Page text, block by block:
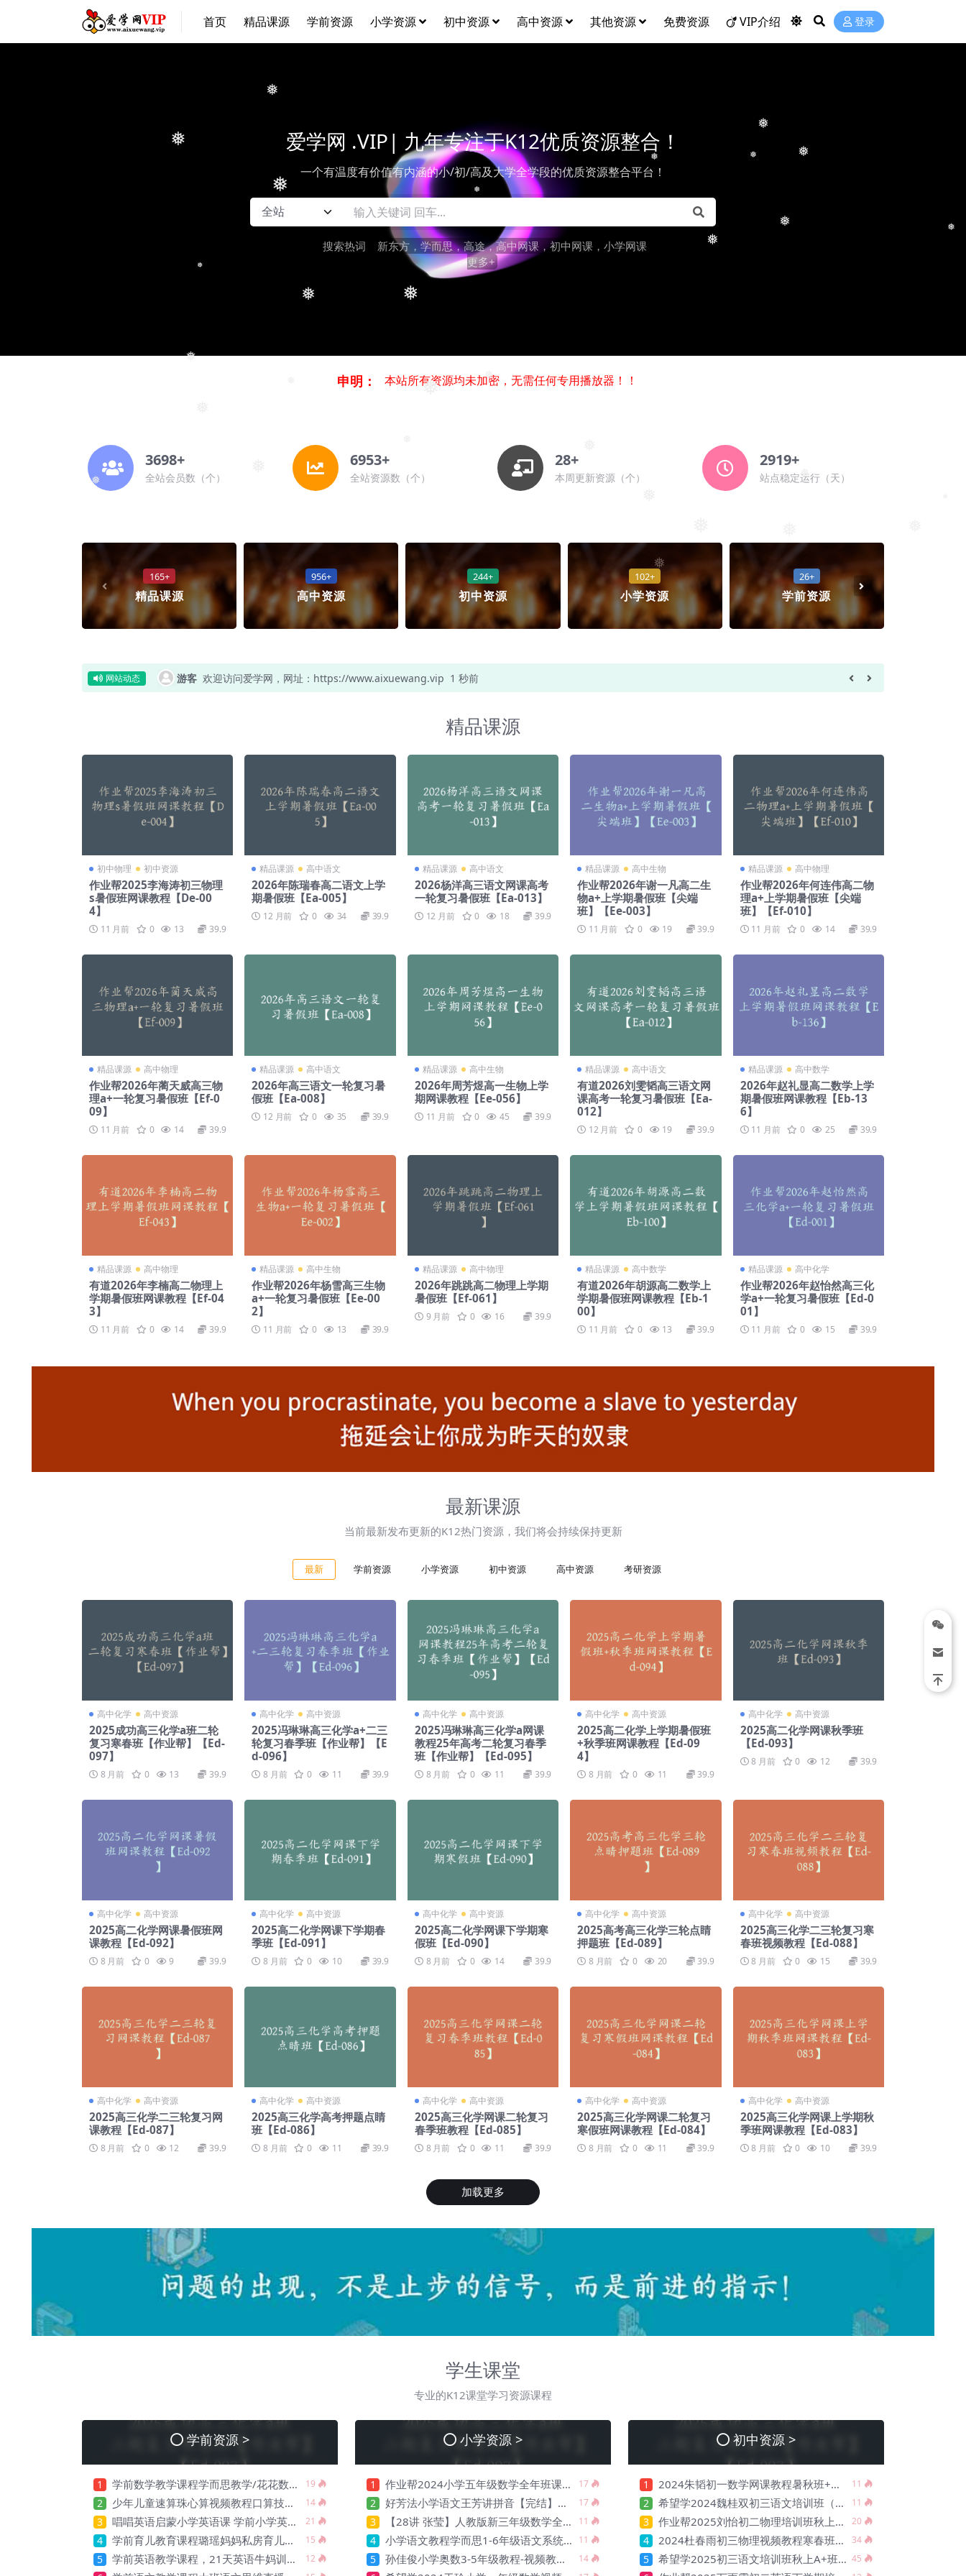
❅
❅
❅
❅
❅
❅
❅
❅
❅
❅
❅
❅
❅
首页 精品课源 学前资源 小学资源 初中资源 高中资源 其他资源 免费资源 VIP介绍 登录
爱学网 .VIP| 九年专注于K12优质资源整合！
一个有温度有价值有内涵的小/初/高及大学全学段的优质资源整合平台！
搜索热词
新东方，学而思，高途，高中网课，初中网课，小学网课
更多+
申明： 本站所有资源均未加密，无需任何专用播放器！！
3698+
全站会员数（个）
6953+
全站资源数（个）
28+
本周更新资源（个）
2919+
站点稳定运行（天）
165+
精品课源
956+
高中资源
244+
初中资源
102+
小学资源
26+
学前资源
网站动态 游客 欢迎访问爱学网，网址：https://www.aixuewang.vip 1 秒前
精品课源
初中物理 初中资源
作业帮2025李海涛初三物理
s暑假班网课教程【De-00
4】
11 月前 0 13 39.9
精品课源 高中语文
2026年陈瑞春高二语文上学
期暑假班【Ea-005】
12 月前 0 34 39.9
精品课源 高中语文
2026杨洋高三语文网课高考
一轮复习暑假班【Ea-013】
12 月前 0 18 39.9
精品课源 高中生物
作业帮2026年谢一凡高二生
物a+上学期暑假班【尖端
班】【Ee-003】
11 月前 0 19 39.9
精品课源 高中物理
作业帮2026年何连伟高二物
理a+上学期暑假班【尖端
班】【Ef-010】
11 月前 0 14 39.9
精品课源 高中物理
作业帮2026年蔺天威高三物
理a+一轮复习暑假班【Ef-0
09】
11 月前 0 14 39.9
精品课源 高中语文
2026年高三语文一轮复习暑
假班【Ea-008】
12 月前 0 35 39.9
精品课源 高中生物
2026年周芳煜高一生物上学
期网课教程【Ee-056】
11 月前 0 45 39.9
精品课源 高中语文
有道2026刘雯韬高三语文网
课高考一轮复习暑假班【Ea-
012】
12 月前 0 19 39.9
精品课源 高中数学
2026年赵礼显高二数学上学
期暑假班网课教程【Eb-13
6】
11 月前 0 25 39.9
精品课源 高中物理
有道2026年李楠高二物理上
学期暑假班网课教程【Ef-04
3】
11 月前 0 14 39.9
精品课源 高中生物
作业帮2026年杨雪高三生物
a+一轮复习暑假班【Ee-00
2】
11 月前 0 13 39.9
精品课源 高中物理
2026年跳跳高二物理上学期
暑假班【Ef-061】
9 月前 0 16 39.9
精品课源 高中数学
有道2026年胡源高二数学上
学期暑假班网课教程【Eb-1
00】
11 月前 0 13 39.9
精品课源 高中化学
作业帮2026年赵怡然高三化
学a+一轮复习暑假班【Ed-0
01】
11 月前 0 15 39.9
最新课源
当前最新发布更新的K12热门资源，我们将会持续保持更新
最新 学前资源 小学资源 初中资源 高中资源 考研资源
高中化学 高中资源
2025成功高三化学a班二轮
复习寒春班【作业帮】【Ed-
097】
8 月前 0 13 39.9
高中化学 高中资源
2025冯琳琳高三化学a+二三
轮复习春季班【作业帮】【E
d-096】
8 月前 0 11 39.9
高中化学 高中资源
2025冯琳琳高三化学a网课
教程25年高考二轮复习春季
班【作业帮】【Ed-095】
8 月前 0 11 39.9
高中化学 高中资源
2025高二化学上学期暑假班
+秋季班网课教程【Ed-09
4】
8 月前 0 11 39.9
高中化学 高中资源
2025高二化学网课秋季班
【Ed-093】
8 月前 0 12 39.9
高中化学 高中资源
2025高二化学网课暑假班网
课教程【Ed-092】
8 月前 0 9 39.9
高中化学 高中资源
2025高二化学网课下学期春
季班【Ed-091】
8 月前 0 10 39.9
高中化学 高中资源
2025高二化学网课下学期寒
假班【Ed-090】
8 月前 0 14 39.9
高中化学 高中资源
2025高考高三化学三轮点睛
押题班【Ed-089】
8 月前 0 20 39.9
高中化学 高中资源
2025高三化学二三轮复习寒
春班视频教程【Ed-088】
8 月前 0 15 39.9
高中化学 高中资源
2025高三化学二三轮复习网
课教程【Ed-087】
8 月前 0 12 39.9
高中化学 高中资源
2025高三化学高考押题点睛
班【Ed-086】
8 月前 0 11 39.9
高中化学 高中资源
2025高三化学网课二轮复习
春季班教程【Ed-085】
8 月前 0 11 39.9
高中化学 高中资源
2025高三化学网课二轮复习
寒假班网课教程【Ed-084】
8 月前 0 11 39.9
高中化学 高中资源
2025高三化学网课上学期秋
季班网课教程【Ed-083】
8 月前 0 10 39.9
加载更多
学生课堂
专业的K12课堂学习资源课程
学前资源 >
1 学前数学教学课程学而思教学/花花数学乐园教学/幼升小数学启蒙教学，5.74G百度网盘资源打包下载【B-006】 19
2 少年儿童速算珠心算视频教程口算技巧秘诀珠心算快算训练教程【B-012】 14
3 唱唱英语启蒙小学英语课 学前小学英语教程【B-022】 21
4 学前育儿教育课程璐瑶妈妈私房育儿课程【B-001】 15
5 学前英语教学课程，21天英语牛妈训练营【B-005】 12
小学资源 >
1 作业帮2024小学五年级数学全年班课程【Cb-001】 17
2 好芳法小学语文王芳讲拼音【完结】【Ca-031】 17
3 【28讲 张莹】人教版新三年级数学全册教程满分班（教材精讲+奥数拓展）【Cb-043】 11
4 小学语文教程学而思1-6年级语文系统学习精品资料教学课程【Ca-012】 11
5 孙佳俊小学奥数3-5年级教程-视频教程+讲义+课程笔记【Cb-034】 14
初中资源 >
1 2024朱韬初一数学网课教程暑秋班+寒春班【Db-020】 11
2 希望学2024魏桂双初三语文培训班（春上·全国版·A+）【Da-029】 11
3 作业帮2025刘怡初二物理培训班秋上A+班【De-003】 20
4 2024杜春雨初三物理视频教程寒春班【De-031】 34
5 希望学2025初三语文培训班秋上A+班（秋上·全国版·A+）【Da-031】 45